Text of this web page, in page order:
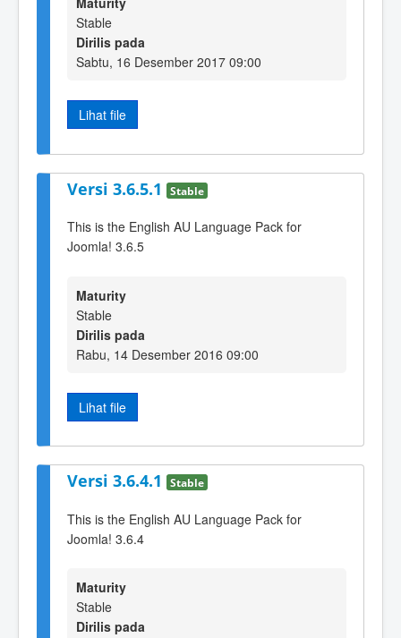
Stable
Dirilis pada
Sabtu, 16 Desember 2017 09:00
Lihat file
Versi 3.6.5.1 Stable
This is the English AU Language Pack for
Joomla! 3.6.5
Maturity
Stable
Dirilis pada
Rabu, 14 Desember 2016 09:00
Lihat file
Versi 3.6.4.1 Stable
This is the English AU Language Pack for
Joomla! 3.6.4
Maturity
Stable
Dirilis pada